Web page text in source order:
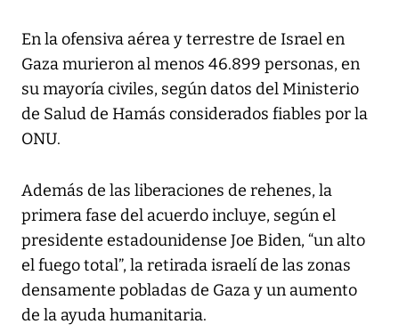
En la ofensiva aérea y terrestre de Israel en
Gaza murieron al menos 46.899 personas, en
su mayoría civiles, según datos del Ministerio
de Salud de Hamás considerados fiables por la
ONU.
Además de las liberaciones de rehenes, la
primera fase del acuerdo incluye, según el
presidente estadounidense Joe Biden, “un alto
el fuego total”, la retirada israelí de las zonas
densamente pobladas de Gaza y un aumento
de la ayuda humanitaria.